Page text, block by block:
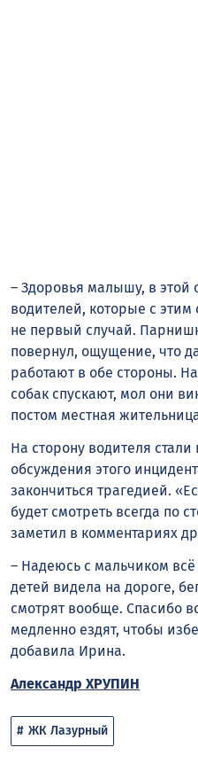
– Здоровья малышу, в этой
водителей, которые с этим
не первый случай.
повернул, ощущение, что
работают в обе стороны.
собак спускают, мол они
постом местная
На сторону водителя стали
обсуждения этого
закончиться трагедией.
будет смотреть всегда по
заметил в комментариях
– Надеюсь с мальчиком
детей видела на дороге,
смотрят вообще. Спасибо
медленно ездят, чтобы
добавила Ирина.
Александр ХРУПИН
ЖК Лазурный